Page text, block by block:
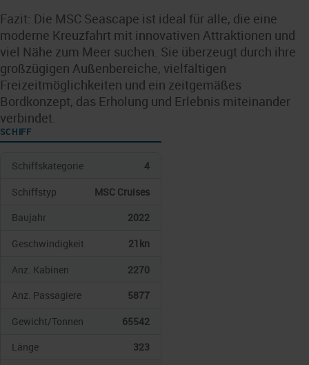
Fazit: Die MSC Seascape ist ideal für alle, die eine
moderne Kreuzfahrt mit innovativen Attraktionen und
viel Nähe zum Meer suchen. Sie überzeugt durch ihre
großzügigen Außenbereiche, vielfältigen
Freizeitmöglichkeiten und ein zeitgemäßes
Bordkonzept, das Erholung und Erlebnis miteinander
verbindet.
SCHIFF
Schiffskategorie
4
Schiffstyp
MSC Cruises
Baujahr
2022
Geschwindigkeit
21kn
Anz. Kabinen
2270
Anz. Passagiere
5877
Gewicht/Tonnen
65542
Länge
323